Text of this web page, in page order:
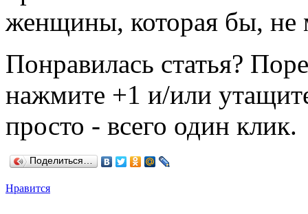
женщины, которая бы, не
Понравилась статья?
нажмите +1 и/или
просто - всего один клик.
Поделиться…
Нравится